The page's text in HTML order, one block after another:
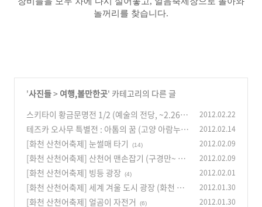
놀꺼리를 찾습니다.
'사진들> 여행,볼만한곳' 카테고리의 다른 글
스키타이 황금문명전 1/2 (예술의 전당, ~2.26)
(8)
2012.02.22
테즈카 오사무 특별전 : 아톰의 꿈 (고양 아람누리
아람미술관 ~12.4.1)
(20)
2012.02.14
[화천 산천어축제] 눈썰매 타기 (14) 2012.02.09
[화천 산천어축제] 산천어 맨손잡기 (구경만~ ㅎ
ㅎ) (4)
2012.02.09
[화천 산천어축제] 빙등 광장 (4) 2012.02.01
[화천 산천어축제] 세계 겨울 도시 광장 (화천 물
레방아 공원)
(8)
2012.01.30
[화천 산천어축제] 얼곰이 자전거 (6) 2012.01.30